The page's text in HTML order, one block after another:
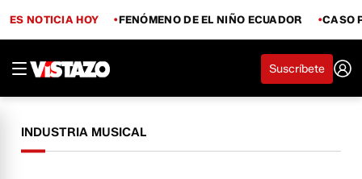
ES NOTICIA HOY FENÓMENO DE EL NIÑO ECUADOR CASO
Suscríbete
INDUSTRIA MUSICAL